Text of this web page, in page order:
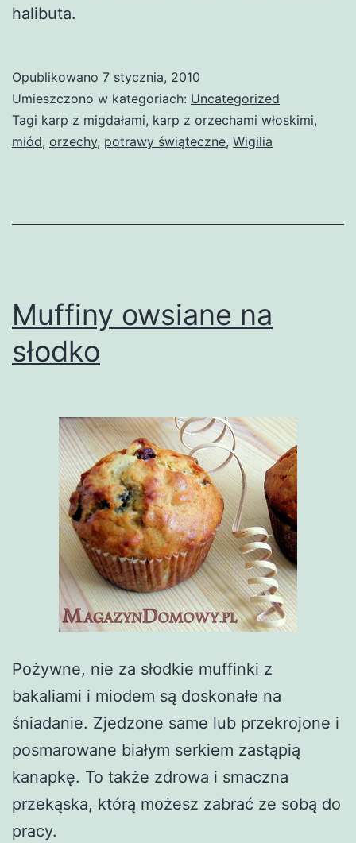
halibuta.
Opublikowano 7 stycznia, 2010
Umieszczono w kategoriach: Uncategorized
Tagi karp z migdałami, karp z orzechami włoskimi,
miód, orzechy, potrawy świąteczne, Wigilia
Muffiny owsiane na
słodko
Pożywne, nie za słodkie muffinki z
bakaliami i miodem są doskonałe na
śniadanie. Zjedzone same lub przekrojone i
posmarowane białym serkiem zastąpią
kanapkę. To także zdrowa i smaczna
przekąska, którą możesz zabrać ze sobą do
pracy.